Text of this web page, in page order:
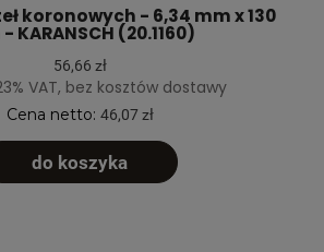
koronowych - 6,34 mm x 130
KARANSCH (20.1160)
56,66 zł
VAT, bez kosztów dostawy
Cena netto: 46,07 zł
do koszyka